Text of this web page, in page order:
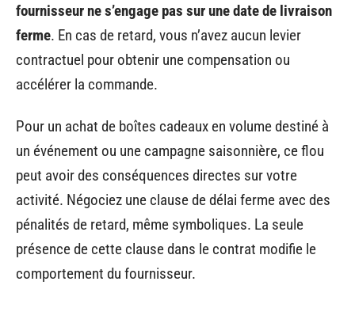
fournisseur ne s’engage pas sur une date de livraison
ferme. En cas de retard, vous n’avez aucun levier
contractuel pour obtenir une compensation ou
accélérer la commande.
Pour un achat de boîtes cadeaux en volume destiné à
un événement ou une campagne saisonnière, ce flou
peut avoir des conséquences directes sur votre
activité. Négociez une clause de délai ferme avec des
pénalités de retard, même symboliques. La seule
présence de cette clause dans le contrat modifie le
comportement du fournisseur.